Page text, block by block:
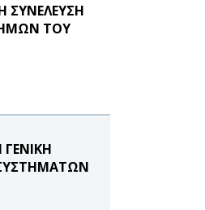
ΣΥΝΕΛΕΥΣΗ
ΤΟΥ